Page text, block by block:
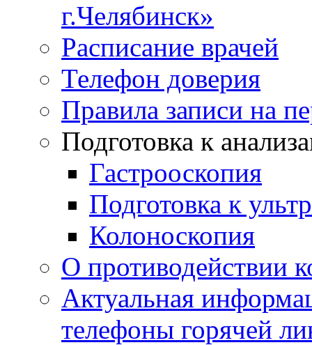
г.Челябинск»
Расписание врачей
Телефон доверия
Правила записи на
Подготовка к
Гастрооскопия
Подготовка к
Колоноскопия
О противодействии
Актуальная
телефоны горячей